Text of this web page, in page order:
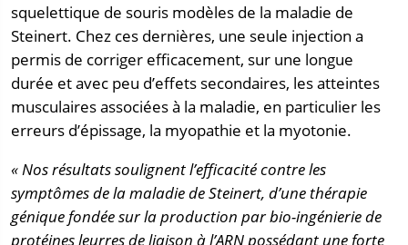
squelettique de souris modèles de la maladie de
Steinert. Chez ces dernières, une seule injection a
permis de corriger efficacement, sur une longue
durée et avec peu d’effets secondaires, les atteintes
musculaires associées à la maladie, en particulier les
erreurs d’épissage, la myopathie et la myotonie.
« Nos résultats soulignent l’efficacité contre les
symptômes de la maladie de Steinert, d’une thérapie
génique fondée sur la production par bio-ingénierie de
protéines leurres de liaison à l’ARN possédant une forte